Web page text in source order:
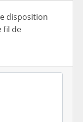
disposition
fil de